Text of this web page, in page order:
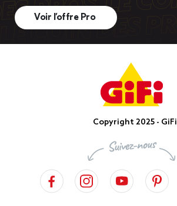
Voir l’offre Pro
Copyright 2025 - GiFi